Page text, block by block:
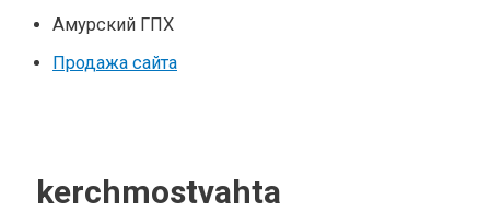
Амурский ГПХ
Продажа сайта
kerchmostvahta